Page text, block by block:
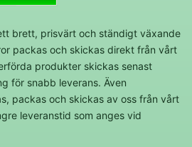
brett, prisvärt och ständigt växande
packas och skickas direkt från vårt
produkter skickas senast
för snabb leverans. Även
packas och skickas av oss från vårt
leveranstid som anges vid